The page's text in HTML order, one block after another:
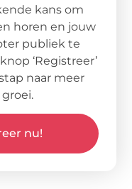
kans om
horen en jouw
publiek te
‘Registreer’
naar meer
nu!